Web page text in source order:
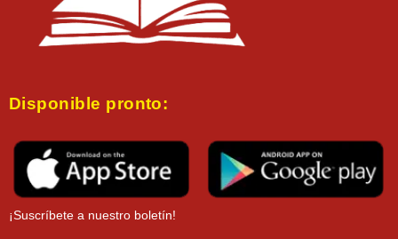
Disponible pronto:
¡Suscríbete a nuestro boletín!